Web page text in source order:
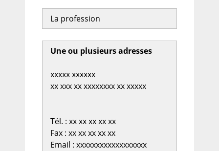
La profession
Une ou plusieurs adresses
xxxxx xxxxxx
xx xxx xx xxxxxxxx xx xxxxx
Tél. : xx xx xx xx xx
Fax : xx xx xx xx xx
Email : xxxxxxxxxxxxxxxxxx